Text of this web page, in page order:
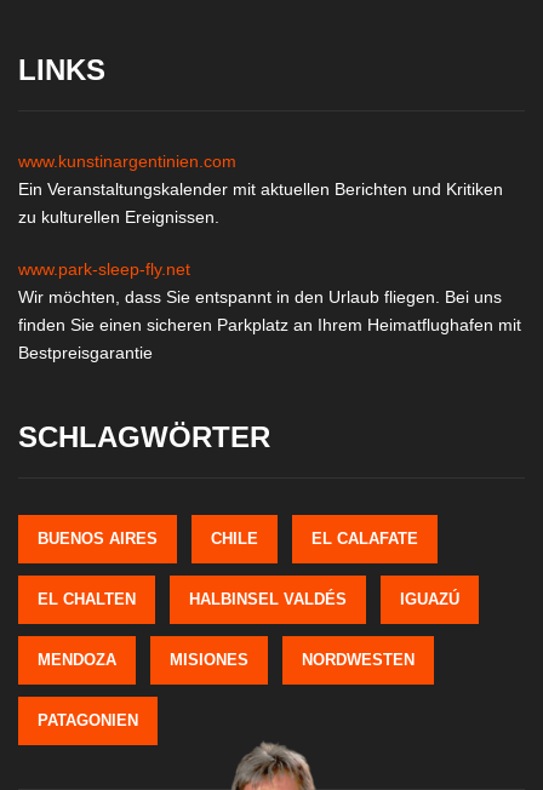
LINKS
www.kunstinargentinien.com
Ein Veranstaltungskalender mit aktuellen Berichten und Kritiken
zu kulturellen Ereignissen.
www.park-sleep-fly.net
Wir möchten, dass Sie entspannt in den Urlaub fliegen. Bei uns
finden Sie einen sicheren Parkplatz an Ihrem Heimatflughafen mit
Bestpreisgarantie
SCHLAGWÖRTER
BUENOS AIRES CHILE EL CALAFATE
EL CHALTEN HALBINSEL VALDÉS IGUAZÚ
MENDOZA MISIONES NORDWESTEN
PATAGONIEN